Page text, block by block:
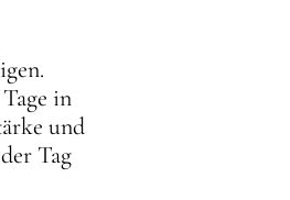
in
und
Tag